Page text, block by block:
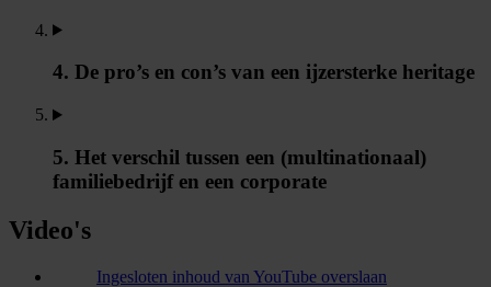
4. De pro’s en con’s van een ijzersterke heritage
5. Het verschil tussen een (multinationaal)
familiebedrijf en een corporate
Video's
Ingesloten inhoud van YouTube overslaan